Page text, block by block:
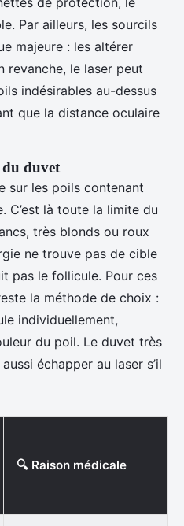
Par ailleurs, les sourcils
majeure : les altérer
revanche, le laser peut
indésirables au-dessus
que la distance oculaire
du duvet
sur les poils contenant
C’est là toute la limite du
très blonds ou roux
ne trouve pas de cible
pas le follicule. Pour ces
la méthode de choix :
individuellement,
du poil. Le duvet très
échapper au laser s’il
🔍 Raison médicale